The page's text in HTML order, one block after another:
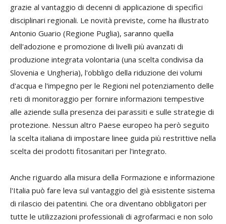
grazie al vantaggio di decenni di applicazione di specifici
disciplinari regionali. Le novità previste, come ha illustrato
Antonio Guario (Regione Puglia), saranno quella
dell'adozione e promozione di livelli più avanzati di
produzione integrata volontaria (una scelta condivisa da
Slovenia e Ungheria), l'obbligo della riduzione dei volumi
d'acqua e l'impegno per le Regioni nel potenziamento delle
reti di monitoraggio per fornire informazioni tempestive
alle aziende sulla presenza dei parassiti e sulle strategie di
protezione. Nessun altro Paese europeo ha però seguito
la scelta italiana di impostare linee guida più restrittive nella
scelta dei prodotti fitosanitari per l'integrato.
Anche riguardo alla misura della Formazione e informazione
l'Italia può fare leva sul vantaggio del già esistente sistema
di rilascio dei patentini. Che ora diventano obbligatori per
tutte le utilizzazioni professionali di agrofarmaci e non solo